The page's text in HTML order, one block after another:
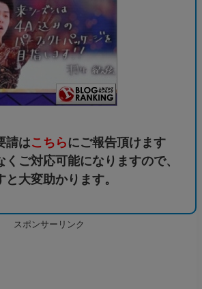
請はこちら にご報告頂けます
くご対応可能になりますので、
と大変助かります。
スポンサーリンク